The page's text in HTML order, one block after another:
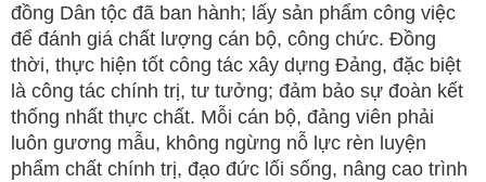
đồng Dân tộc đã ban hành; lấy sản phẩm công việc
để đánh giá chất lượng cán bộ, công chức. Đồng
thời, thực hiện tốt công tác xây dựng Đảng, đặc biệt
là công tác chính trị, tư tưởng; đảm bảo sự đoàn kết
thống nhất thực chất. Mỗi cán bộ, đảng viên phải
luôn gương mẫu, không ngừng nỗ lực rèn luyện
phẩm chất chính trị, đạo đức lối sống, nâng cao trình